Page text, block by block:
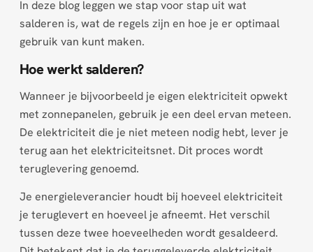
In deze blog leggen we stap voor stap uit wat
salderen is, wat de regels zijn en hoe je er optimaal
gebruik van kunt maken.
Hoe werkt salderen?
Wanneer je bijvoorbeeld je eigen elektriciteit opwekt
met zonnepanelen, gebruik je een deel ervan meteen.
De elektriciteit die je niet meteen nodig hebt, lever je
terug aan het elektriciteitsnet. Dit proces wordt
teruglevering genoemd.
Je energieleverancier houdt bij hoeveel elektriciteit
je teruglevert en hoeveel je afneemt. Het verschil
tussen deze twee hoeveelheden wordt gesaldeerd.